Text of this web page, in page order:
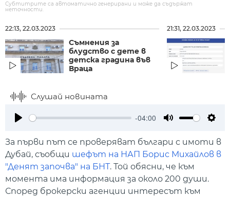
Субтитрите са автоматично генерирани и може да съдържат
неточности.
22:13, 22.03.2023
Съмнения за
блудство с дете в
детска градина във
Враца
21:31, 22.03.2023
Слушай новината
-04:00
За първи път се проверяват българи с имоти в
Дубай, съобщи шефът на НАП Борис Михайлов в
"Денят започва" на БНТ. Той обясни, че към
момента има информация за около 200 души.
Според брокерски агенции интересът към